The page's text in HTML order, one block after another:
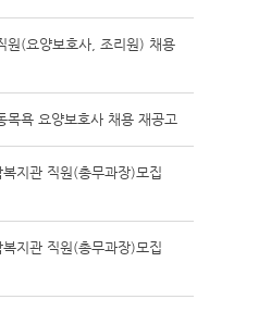
원(요양보호사, 조리원) 채용
목욕 요양보호사 채용 재공고
지관 직원(총무과장)모집
지관 직원(총무과장)모집